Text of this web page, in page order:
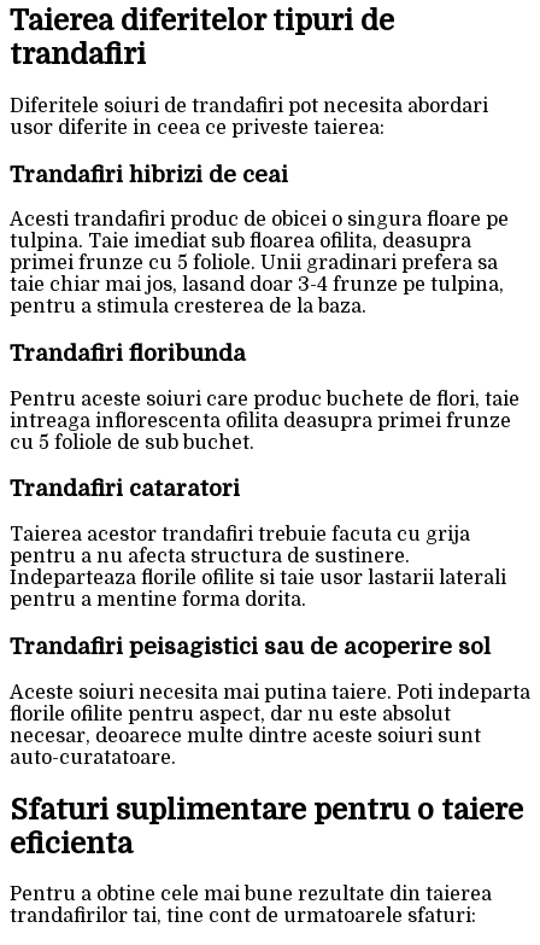
Taierea diferitelor tipuri de
trandafiri
Diferitele soiuri de trandafiri pot necesita abordari
usor diferite in ceea ce priveste taierea:
Trandafiri hibrizi de ceai
Acesti trandafiri produc de obicei o singura floare pe
tulpina. Taie imediat sub floarea ofilita, deasupra
primei frunze cu 5 foliole. Unii gradinari prefera sa
taie chiar mai jos, lasand doar 3-4 frunze pe tulpina,
pentru a stimula cresterea de la baza.
Trandafiri floribunda
Pentru aceste soiuri care produc buchete de flori, taie
intreaga inflorescenta ofilita deasupra primei frunze
cu 5 foliole de sub buchet.
Trandafiri cataratori
Taierea acestor trandafiri trebuie facuta cu grija
pentru a nu afecta structura de sustinere.
Indeparteaza florile ofilite si taie usor lastarii laterali
pentru a mentine forma dorita.
Trandafiri peisagistici sau de acoperire sol
Aceste soiuri necesita mai putina taiere. Poti indeparta
florile ofilite pentru aspect, dar nu este absolut
necesar, deoarece multe dintre aceste soiuri sunt
auto-curatatoare.
Sfaturi suplimentare pentru o taiere
eficienta
Pentru a obtine cele mai bune rezultate din taierea
trandafirilor tai, tine cont de urmatoarele sfaturi: